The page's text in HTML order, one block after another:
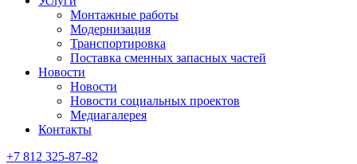
Монтажные работы
Модернизация
Транспортировка
Поставка сменных запасных частей
Новости
Новости
Новости социальных проектов
Медиагалерея
Контакты
+7 812 325-87-82